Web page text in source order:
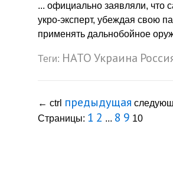
... официально заявляли, что
укро-эксперт, убеждая свою
применять дальнобойное
Теги: НАТОУкраина
← ctrl предыдущая
Страницы: 1 2 ... 8 9 10